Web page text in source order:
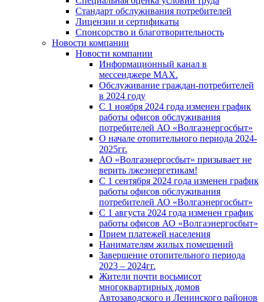
Стандарт обслуживания потребителей
Лицензии и сертификаты
Спонсорство и благотворительность
Новости компании
Новости компании
Информационный канал в
мессенджере MAX.
Обслуживание граждан-потребителей
в 2024 году
С 1 ноября 2024 года изменен график
работы офисов обслуживания
потребителей АО «Волгаэнергосбыт»
О начале отопительного периода 2024-
2025гг.
АО «Волгаэнергосбыт» призывает не
верить лжеэнергетикам!
С 1 сентября 2024 года изменен график
работы офисов обслуживания
потребителей АО «Волгаэнергосбыт»
С 1 августа 2024 года изменен график
работы офисов АО «Волгаэнергосбыт»
Прием платежей населения
Нанимателям жилых помещений
Завершение отопительного периода
2023 – 2024гг.
Жители почти восьмисот
многоквартирных домов
Автозаводского и Ленинского районов